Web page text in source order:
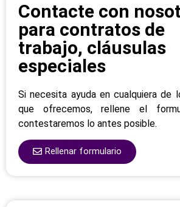
Contacte con
para contratos de
trabajo, cláusulas
especiales
Si necesita ayuda en cualquiera de
que ofrecemos, rellene el
contestaremos lo antes posible.
Rellenar formulario